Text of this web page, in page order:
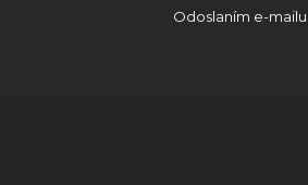
Odoslaním e-mailu